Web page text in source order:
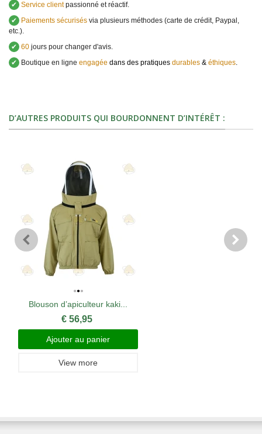
✔ Service clientpassionné et réactif.
✔
Paiements sécurisés via plusieurs méthodes (carte de crédit, Paypal,
etc.).
✔ 60 jours pour changer d'avis.
✔
Boutique en ligne engagée dans des pratiques durables & éthiques.
D’AUTRES PRODUITS QUI BOURDONNENT D’INTÉRÊT :
Blouson d’apiculteur kaki...
€ 56,95
Ajouter au panier
View more